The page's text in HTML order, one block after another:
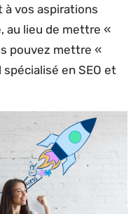
à vos aspirations
au lieu de mettre «
pouvez mettre «
en SEO et